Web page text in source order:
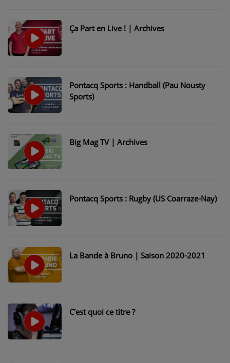
Ça Part en Live ! | Archives
Pontacq Sports : Handball (Pau Nousty
Sports)
Big Mag TV | Archives
Pontacq Sports : Rugby (US Coarraze-Nay)
La Bande à Bruno | Saison 2020-2021
C'est quoi ce titre ?